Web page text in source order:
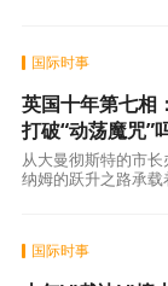
了暂停键。
国际时事
英国十年第七相
打破“动荡魔咒”
从大曼彻斯特的市
纳姆的跃升之路承
国际时事